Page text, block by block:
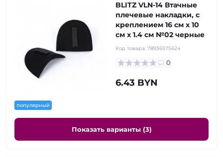
популярный
BLITZ VLN-14 Втачные
плечевые накладки, с
креплением 16 см х 10
см х 1.4 см №02 черные
Код товара: 78936575624
0
6.43 BYN
Показать варианты (3)